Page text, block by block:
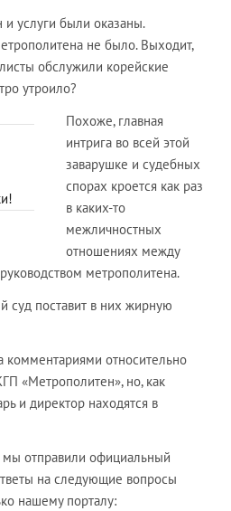
услуги были оказаны.
не было. Выходит,
обслужили корейские
утроило?
Похоже, главная
интрига во всей этой
заварушке и судебных
спорах кроется как раз
в каких-то
межличностных
отношениях между
метрополитена.
суд поставит в них жирную
комментариями относительно
«Метрополитен», но, как
и директор находятся в
отправили официальный
на следующие вопросы
нашему порталу: